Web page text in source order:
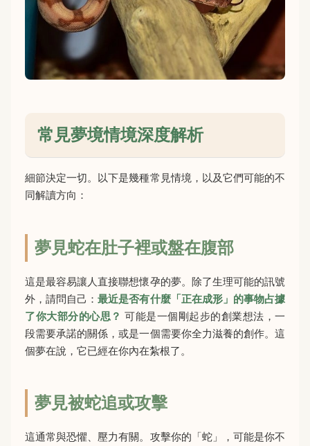
常見夢境情境深度解析
細節決定一切。以下是幾種常見情境，以及它們可能的不
同解讀方向：
夢見蛇在肚子裡或盤在腹部
這是最容易讓人直接聯想懷孕的夢。除了生理可能的訊號
外，請問自己：最近是否有什麼「正在成形」的事物占據
了你大部分的心思？ 可能是一個剛起步的創業想法，一
段需要承諾的關係，或是一個需要你全力滋養的創作。這
個夢在說，它已經在你內在紮根了。
夢見被蛇追或攻擊
這通常與恐懼、壓力有關。攻擊你的「蛇」，可能是你不